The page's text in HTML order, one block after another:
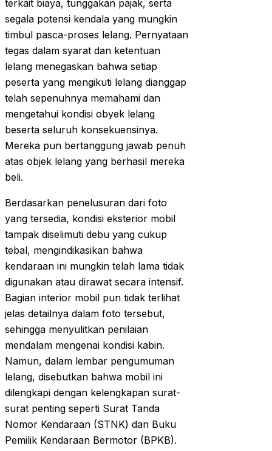
terkait biaya, tunggakan pajak, serta
segala potensi kendala yang mungkin
timbul pasca-proses lelang. Pernyataan
tegas dalam syarat dan ketentuan
lelang menegaskan bahwa setiap
peserta yang mengikuti lelang dianggap
telah sepenuhnya memahami dan
mengetahui kondisi obyek lelang
beserta seluruh konsekuensinya.
Mereka pun bertanggung jawab penuh
atas objek lelang yang berhasil mereka
beli.
Berdasarkan penelusuran dari foto
yang tersedia, kondisi eksterior mobil
tampak diselimuti debu yang cukup
tebal, mengindikasikan bahwa
kendaraan ini mungkin telah lama tidak
digunakan atau dirawat secara intensif.
Bagian interior mobil pun tidak terlihat
jelas detailnya dalam foto tersebut,
sehingga menyulitkan penilaian
mendalam mengenai kondisi kabin.
Namun, dalam lembar pengumuman
lelang, disebutkan bahwa mobil ini
dilengkapi dengan kelengkapan surat-
surat penting seperti Surat Tanda
Nomor Kendaraan (STNK) dan Buku
Pemilik Kendaraan Bermotor (BPKB).